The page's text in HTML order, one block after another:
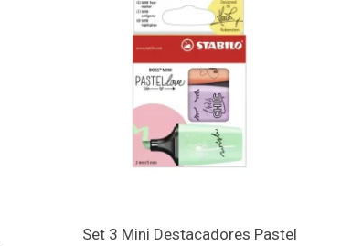
Set 3 Mini Destacadores Pastel
era:
$1.990.
es:
$1.790.